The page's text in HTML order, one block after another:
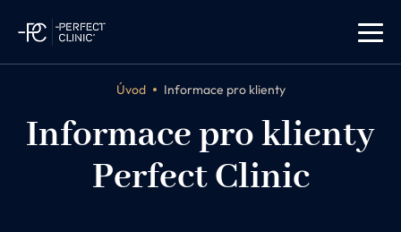
Úvod Informace pro klienty
Informace pro klienty
Perfect Clinic